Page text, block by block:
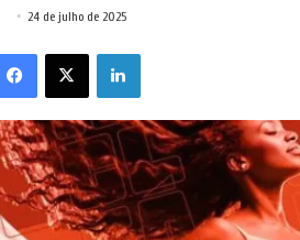
24 de julho de 2025
FacebookX Linkedin